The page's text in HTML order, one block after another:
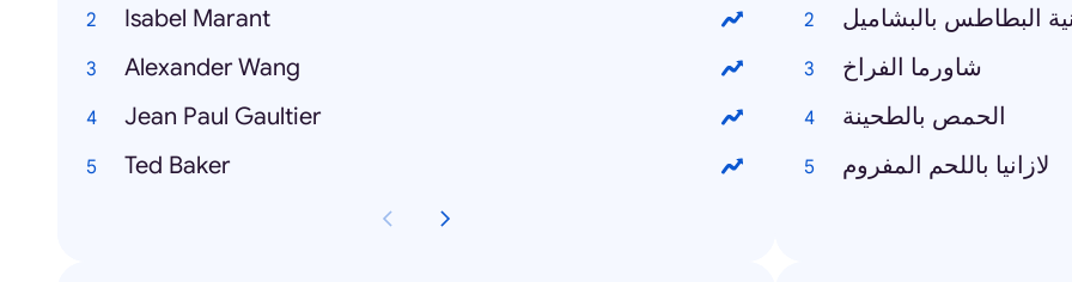
Isabel Marant
Alexander Wang
Jean Paul Gaultier
Ted Baker
البطاطس بالبشاميل
شاورما الفراخ
الحمص بالطحينة
لازانيا باللحم المفروم